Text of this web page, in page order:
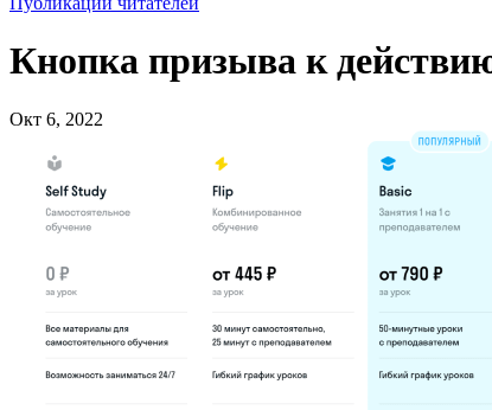
Кнопка призыва к
Окт 6, 2022